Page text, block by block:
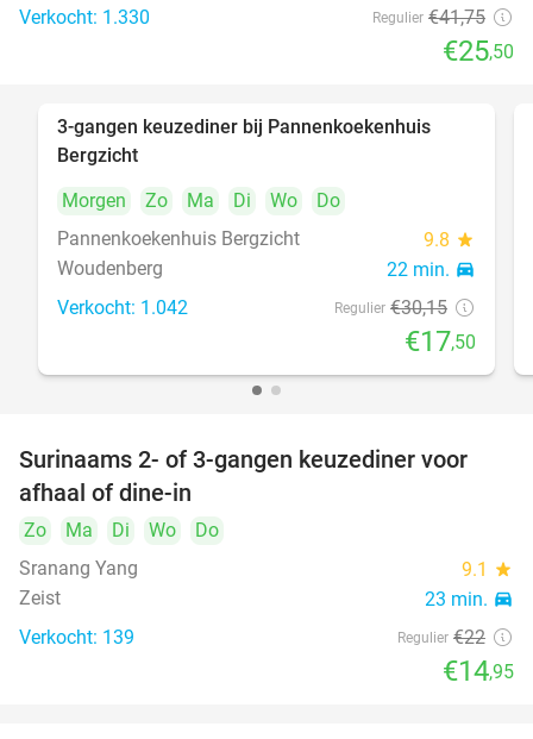
Verkocht: 1.330 Regulier €41,75
€25,50
3-gangen keuzediner bij Pannenkoekenhuis
Bergzicht
Morgen
Zo Ma Di Wo
Do
Pannenkoekenhuis Bergzicht
9.8 star
Woudenberg 22 min. directions_car
Verkocht: 1.042 Regulier €30,15
€17,50
32%
Surinaams 2- of 3-gangen keuzediner voor
afhaal of dine-in
Zo Ma Di Wo
Do
Sranang Yang
9.1 star
Zeist 23 min. directions_car
Verkocht: 139 Regulier €22
€14,95